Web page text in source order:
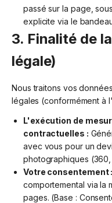
passé sur la page,
explicite via le
3. Finalité de
légale)
Nous traitons vos
légales (conformément à
L'exécution de
contractuelles :
avec vous pour un
photographiques (360,
Votre consentement :
comportemental via la
pages. (Base :